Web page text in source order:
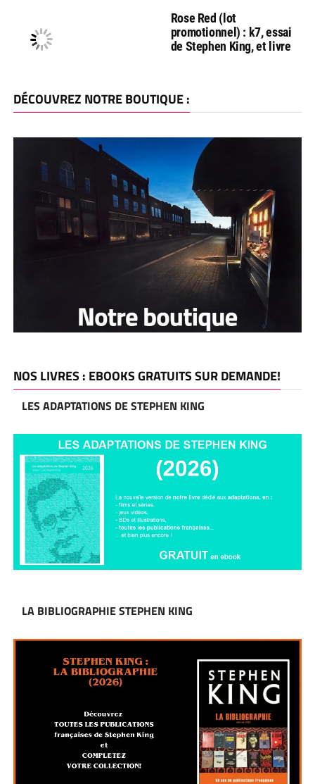
Rose Red (lot
promotionnel) : k7, essai
de Stephen King, et livre
DÉCOUVREZ NOTRE BOUTIQUE :
NOS LIVRES : EBOOKS GRATUITS SUR DEMANDE!
LES ADAPTATIONS DE STEPHEN KING
LA BIBLIOGRAPHIE STEPHEN KING